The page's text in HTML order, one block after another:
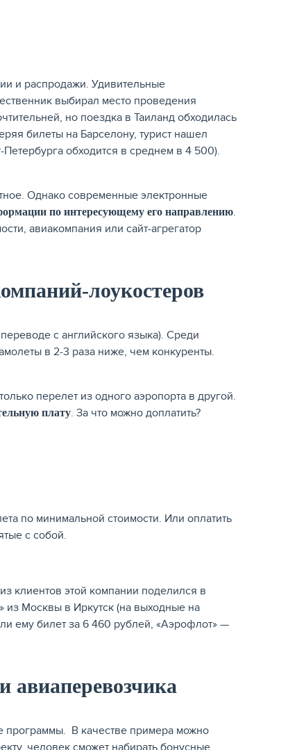
и распродажи. Удивительные
выбирал место проведения
но поездка в Таиланд обходилась
билеты на Барселону, турист нашел
обходится в среднем в 4 500).
Однако современные электронные
по интересующему его направлению.
авиакомпания или сайт-агрегатор
лоукостеров
с английского языка). Среди
в 2-3 раза ниже, чем конкуренты.
перелет из одного аэропорта в другой.
плату. За что можно доплатить?
по минимальной стоимости. Или оплатить
с собой.
клиентов этой компании поделился в
из Москвы в Иркутск (на выходные на
ему билет за 6 460 рублей, «Аэрофлот» —
авиаперевозчика
программы. В качестве примера можно
человек сможет набирать бонусные